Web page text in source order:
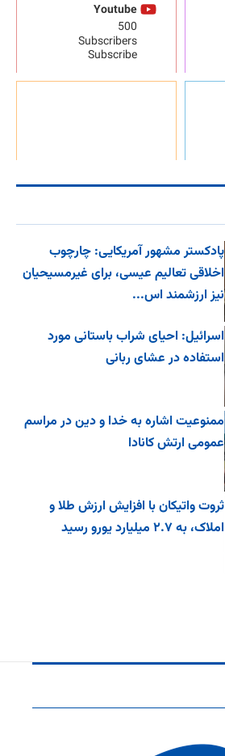
Youtube
500
Subscribers
Subscribe
پادکستر مشهور آمریکایی: چارچوب
اخلاقی تعالیم عیسی، برای غیرمسیحیان
نیز ارزشمند اس...
اسرائیل: احیای شراب باستانی مورد
استفاده در عشای ربانی
ممنوعیت اشاره به خدا و دین در مراسم
عمومی ارتش کانادا
ثروت واتیکان با افزایش ارزش طلا و
املاک، به ۲.۷ میلیارد یورو رسید